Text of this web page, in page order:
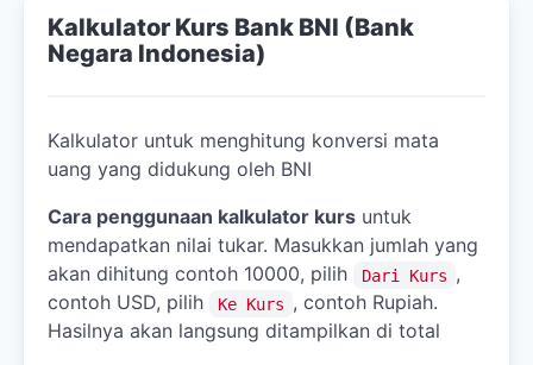
Kalkulator Kurs Bank BNI (Bank
Negara Indonesia)
Kalkulator untuk menghitung konversi mata
uang yang didukung oleh BNI
Cara penggunaan kalkulator kurs untuk
mendapatkan nilai tukar. Masukkan jumlah yang
akan dihitung contoh 10000, pilih
Dari Kurs ,
contoh USD, pilih
Ke Kurs , contoh Rupiah.
Hasilnya akan langsung ditampilkan di total